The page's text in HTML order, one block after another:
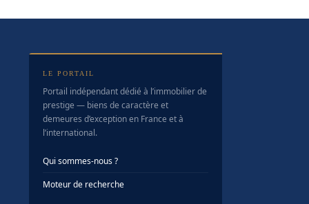
LE PORTAIL
Portail indépendant dédié à l’immobilier de
prestige — biens de caractère et
demeures d’exception en France et à
l’international.
Qui sommes-nous ?
Moteur de recherche